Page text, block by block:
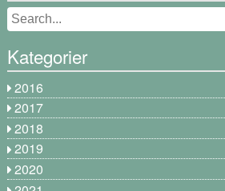
Kategorier
2016
2017
2018
2019
2020